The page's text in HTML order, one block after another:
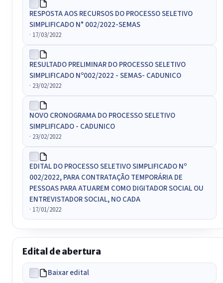
RESPOSTA AOS RECURSOS DO PROCESSO SELETIVO
SIMPLIFICADO N° 002/2022-SEMAS
· 17/03/2022
RESULTADO PRELIMINAR DO PROCESSO SELETIVO
SIMPLIFICADO Nº002/2022 - SEMAS- CADUNICO
· 23/02/2022
NOVO CRONOGRAMA DO PROCESSO SELETIVO
SIMPLIFICADO - CADUNICO
· 23/02/2022
EDITAL DO PROCESSO SELETIVO SIMPLIFICADO Nº
002/2022, PARA CONTRATAÇÃO TEMPORÁRIA DE
PESSOAS PARA ATUAREM COMO DIGITADOR SOCIAL OU
ENTREVISTADOR SOCIAL, NO CADA
· 17/01/2022
Edital de abertura
Baixar edital